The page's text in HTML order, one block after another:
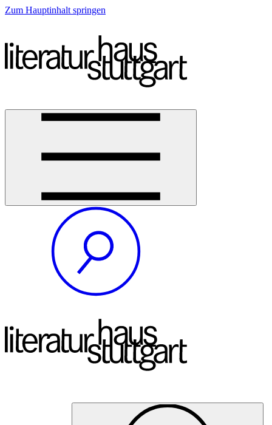
Zum Hauptinhalt springen